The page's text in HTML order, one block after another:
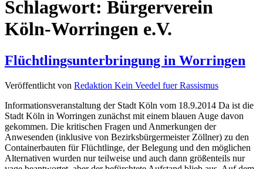
Schlagwort: Bürgerverein
Köln-Worringen e.V.
Flüchtlingsunterbringung in Worringen
Veröffentlicht von Redaktion Kein Veedel fuer Rassismus
Informationsveranstaltung der Stadt Köln vom 18.9.2014 Da ist die
Stadt Köln in Worringen zunächst mit einem blauen Auge davon
gekommen. Die kritischen Fragen und Anmerkungen der
Anwesenden (inklusive von Bezirksbürgermeister Zöllner) zu den
Containerbauten für Flüchtlinge, der Belegung und den möglichen
Alternativen wurden nur teilweise und auch dann größenteils nur